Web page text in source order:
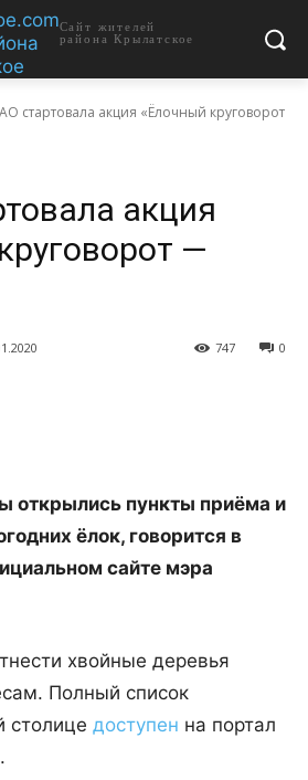
Сайт жителей
района Крылатское
стартовала акция «Ёлочный круговорот
акция
—
0
747
открылись пункты приёма и
ёлок, говорится в
сайте мэра
хвойные деревья
Полный список
столице доступен на портал